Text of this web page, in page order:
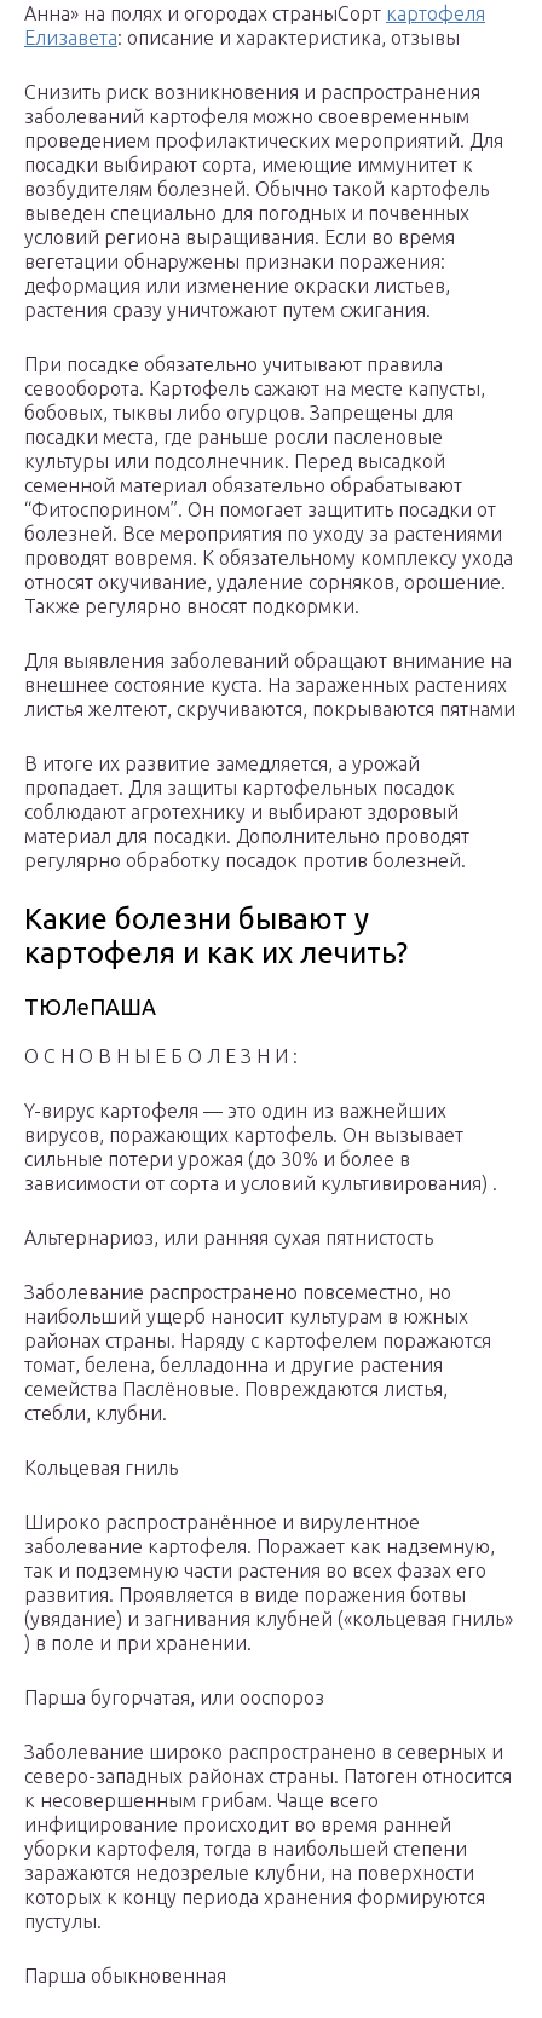
Анна» на полях и огородах страныСорт картофеля
Елизавета: описание и характеристика, отзывы
Снизить риск возникновения и распространения
заболеваний картофеля можно своевременным
проведением профилактических мероприятий. Для
посадки выбирают сорта, имеющие иммунитет к
возбудителям болезней. Обычно такой картофель
выведен специально для погодных и почвенных
условий региона выращивания. Если во время
вегетации обнаружены признаки поражения:
деформация или изменение окраски листьев,
растения сразу уничтожают путем сжигания.
При посадке обязательно учитывают правила
севооборота. Картофель сажают на месте капусты,
бобовых, тыквы либо огурцов. Запрещены для
посадки места, где раньше росли пасленовые
культуры или подсолнечник. Перед высадкой
семенной материал обязательно обрабатывают
“Фитоспорином”. Он помогает защитить посадки от
болезней. Все мероприятия по уходу за растениями
проводят вовремя. К обязательному комплексу ухода
относят окучивание, удаление сорняков, орошение.
Также регулярно вносят подкормки.
Для выявления заболеваний обращают внимание на
внешнее состояние куста. На зараженных растениях
листья желтеют, скручиваются, покрываются пятнами
В итоге их развитие замедляется, а урожай
пропадает. Для защиты картофельных посадок
соблюдают агротехнику и выбирают здоровый
материал для посадки. Дополнительно проводят
регулярно обработку посадок против болезней.
Какие болезни бывают у
картофеля и как их лечить?
ТЮЛеПАША
О С Н О В Н Ы Е Б О Л Е З Н И :
Y-вирус картофеля — это один из важнейших
вирусов, поражающих картофель. Он вызывает
сильные потери урожая (до 30% и более в
зависимости от сорта и условий культивирования) .
Альтернариоз, или ранняя сухая пятнистость
Заболевание распространено повсеместно, но
наибольший ущерб наносит культурам в южных
районах страны. Наряду с картофелем поражаются
томат, белена, белладонна и другие растения
семейства Паслёновые. Повреждаются листья,
стебли, клубни.
Кольцевая гниль
Широко распространённое и вирулентное
заболевание картофеля. Поражает как надземную,
так и подземную части растения во всех фазах его
развития. Проявляется в виде поражения ботвы
(увядание) и загнивания клубней («кольцевая гниль»
) в поле и при хранении.
Парша бугорчатая, или ооспороз
Заболевание широко распространено в северных и
северо-западных районах страны. Патоген относится
к несовершенным грибам. Чаще всего
инфицирование происходит во время ранней
уборки картофеля, тогда в наибольшей степени
заражаются недозрелые клубни, на поверхности
которых к концу периода хранения формируются
пустулы.
Парша обыкновенная